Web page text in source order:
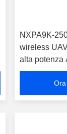
NXPA9K-
wireless
alta potenza
banda larga